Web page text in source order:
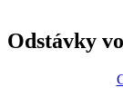
Odstávky